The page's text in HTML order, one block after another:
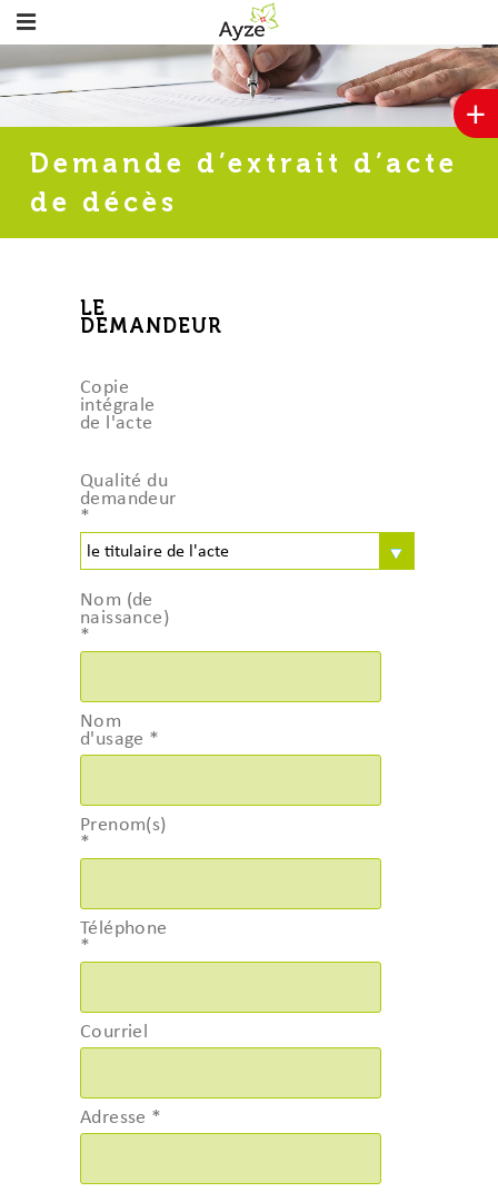
+
Demande d’extrait d’acte
de décès
LE
DEMANDEUR
Copie
intégrale
de l'acte
Qualité du
demandeur
*
Nom (de
naissance)
*
Nom
d'usage *
Prenom(s)
*
Téléphone
*
Courriel
Adresse *